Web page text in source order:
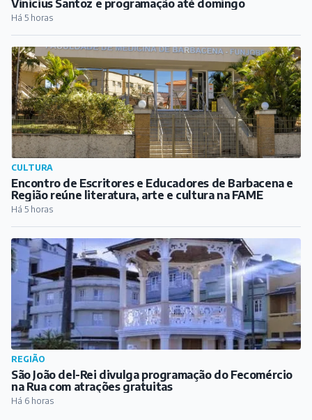
Encontro de Escritores e Educadores de Barbacena e
Região reúne literatura, arte e cultura na FAME
Há 5 horas
REGIÃO
São João del-Rei divulga programação do Fecomércio
na Rua com atrações gratuitas
Há 6 horas
PUBLICIDADE